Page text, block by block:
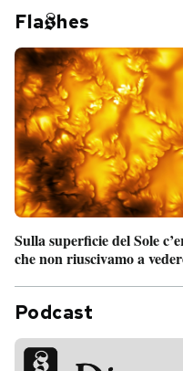
Fla hes
Sulla superficie del Sole
che non riuscivamo a
Podcast